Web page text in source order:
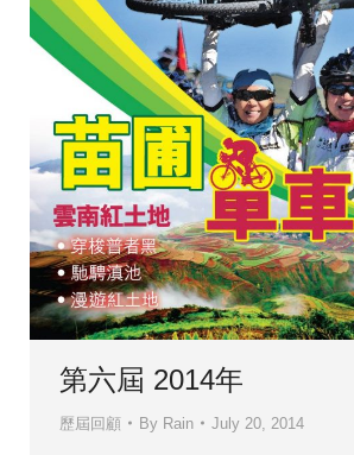
第六屆 2014年
歷屆回顧 By Rain July 20, 2014